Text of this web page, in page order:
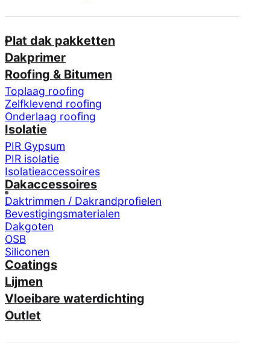
Plat dak pakketten
Dakprimer
Roofing & Bitumen
Toplaag roofing
Zelfklevend roofing
Onderlaag roofing
Isolatie
PIR Gypsum
PIR isolatie
Isolatieaccessoires
Dakaccessoires
Daktrimmen / Dakrandprofielen
Bevestigingsmaterialen
Dakgoten
OSB
Siliconen
Coatings
Lijmen
Vloeibare waterdichting
Outlet